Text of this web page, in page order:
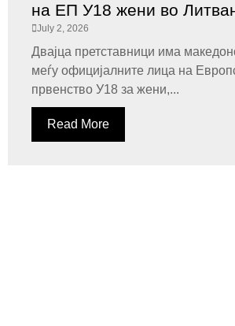
на ЕП У18 жени во
July 2, 2026
Двајца претставници има
меѓу официјалните лица на
првенство У18 за жени,...
Read More